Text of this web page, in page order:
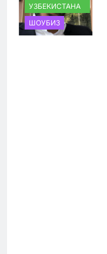
УЗБЕКИСТАНА
ШОУБИЗ